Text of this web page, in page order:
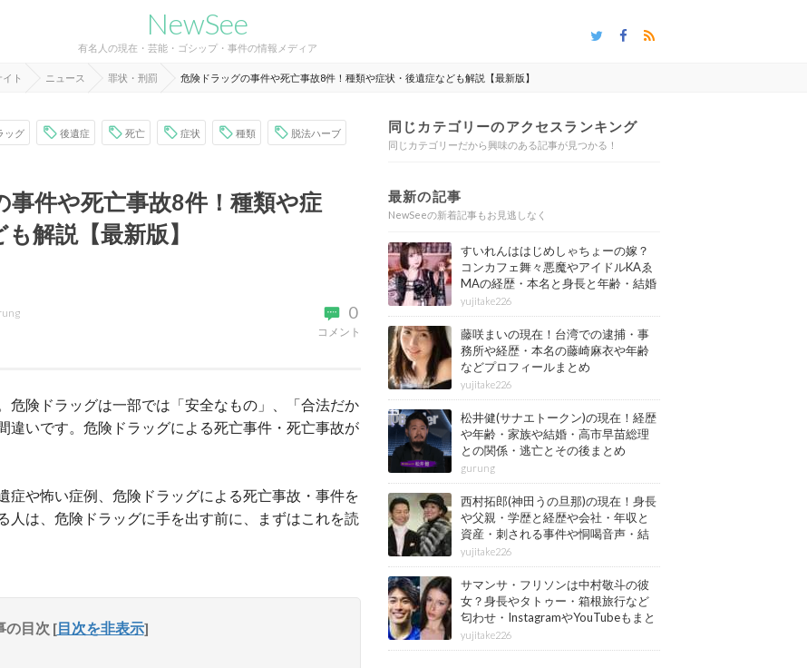
NewSee
有名人の現在・芸能・ゴシップ・事件の情報メディア
ト ニュース 罪状・刑罰 危険ドラッグの事件や死亡事故8件！種類や症状・後遺症なども解説【最新版】
ッグ 後遺症 死亡 症状 種類 脱法ハーブ
事件や死亡事故8件！種類や症
解説【最新版】
0
コメント
危険ドラッグは一部では「安全なもの」、「合法だか
違いです。危険ドラッグによる死亡事件・死亡事故が
症や怖い症例、危険ドラッグによる死亡事故・事件を
人は、危険ドラッグに手を出す前に、まずはこれを読
の目次 [目次を非表示]
同じカテゴリーのアクセスランキング
同じカテゴリーだから興味のある記事が見つかる！
最新の記事
NewSeeの新着記事もお見逃しなく
すいれんははじめしゃちょーの嫁？
コンカフェ舞々悪魔やアイドルKAゑ
MAの経歴・本名と身長と年齢・結婚
情報もまとめ
yujitake226
藤咲まいの現在！台湾での逮捕・事
務所や経歴・本名の藤崎麻衣や年齢
などプロフィールまとめ
yujitake226
松井健(サナエトークン)の現在！経歴
や年齢・家族や結婚・高市早苗総理
との関係・逃亡とその後まとめ
gurung
西村拓郎(神田うの旦那)の現在！身長
や父親・学歴と経歴や会社・年収と
資産・刺される事件や恫喝音声・結
婚と子供や自宅・脳梗塞の病気もま
とめ
yujitake226
サマンサ・フリソンは中村敬斗の彼
女？身長やタトゥー・箱根旅行など
匂わせ・InstagramやYouTubeもまと
め
yujitake226